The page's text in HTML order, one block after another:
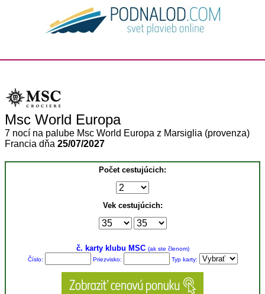
Msc World Europa
7 nocí na palube Msc World Europa z Marsiglia (provenza)
Francia dňa 25/07/2027
Počet cestujúcich:
Vek cestujúcich:
č. karty klubu MSC (ak ste členom)
Číslo:
Priezvisko: Typ karty: